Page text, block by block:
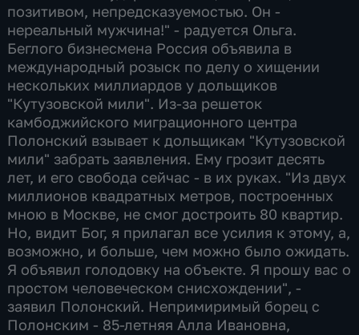
позитивом, непредсказуемостью. Он -
нереальный мужчина!" - радуется Ольга.
Беглого бизнесмена Россия объявила в
международный розыск по делу о хищении
нескольких миллиардов у дольщиков
"Кутузовской мили". Из-за решеток
камбоджийского миграционного центра
Полонский взывает к дольщикам "Кутузовской
мили" забрать заявления. Ему грозит десять
лет, и его свобода сейчас - в их руках. "Из двух
миллионов квадратных метров, построенных
мною в Москве, не смог достроить 80 квартир.
Но, видит Бог, я прилагал все усилия к этому, а,
возможно, и больше, чем можно было ожидать.
Я объявил голодовку на объекте. Я прошу вас о
простом человеческом снисхождении", -
заявил Полонский. Непримиримый борец с
Полонским - 85-летняя Алла Ивановна,